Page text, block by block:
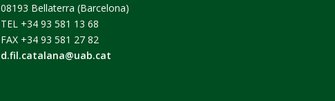
08193 Bellaterra (Barcelona)
TEL +34 93 581 13 68
FAX +34 93 581 27 82
d.fil.catalana@uab.cat